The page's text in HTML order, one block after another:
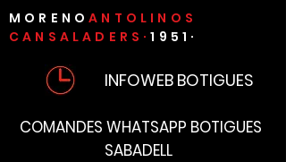
MORENOANTOLINOS
CANSALADERS·1951·
INFOWEB BOTIGUES
COMANDES WHATSAPP BOTIGUES
SABADELL